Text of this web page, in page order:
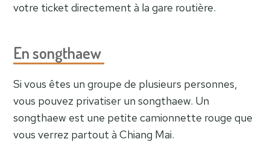
votre ticket directement à la gare routière.
En songthaew
Si vous êtes un groupe de plusieurs personnes,
vous pouvez privatiser un songthaew. Un
songthaew est une petite camionnette rouge que
vous verrez partout à Chiang Mai.